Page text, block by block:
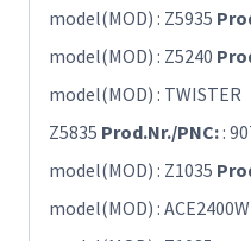
model(MOD) : Z5935
model(MOD) : Z5240
model(MOD) : TWISTER
Z5835 Prod.Nr./PNC::
model(MOD) : Z1035
model(MOD) : ACE2400W